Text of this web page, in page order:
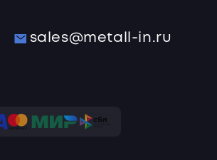
sales@metall-in.ru